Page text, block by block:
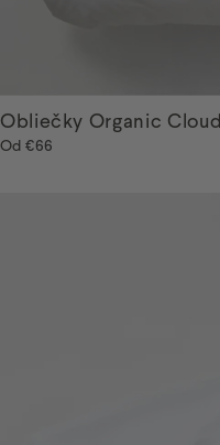
Obliečky Organic Cloud
Od €66